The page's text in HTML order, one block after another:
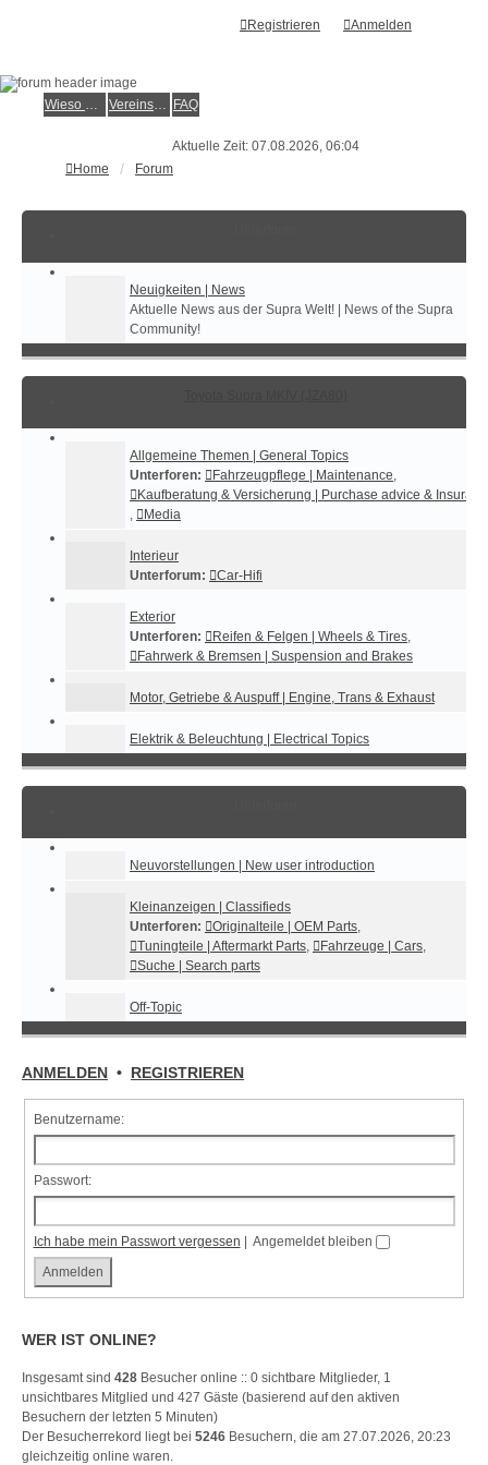
Anmelden
Registrieren
Wieso der e.V.? Vereinsmitglied werden FAQ
Aktuelle Zeit: 07.08.2026, 06:04
Home
Forum
Neuigkeiten | News
Aktuelle News aus der Supra Welt! | News of the Supra
Community!
Allgemeine Themen | General Topics
Unterforen:
Fahrzeugpflege | Maintenance,
Kaufberatung & Versicherung | Purchase advice &
,
Media
Interieur
Unterforum:
Car-Hifi
Exterior
Unterforen:
Reifen & Felgen | Wheels & Tires,
Fahrwerk & Bremsen | Suspension and Brakes
Motor, Getriebe & Auspuff | Engine, Trans & Exhaust
Elektrik & Beleuchtung | Electrical Topics
Neuvorstellungen | New user introduction
Kleinanzeigen | Classifieds
Unterforen:
Originalteile | OEM Parts,
Tuningteile | Aftermarkt Parts, Fahrzeuge | Cars,
Suche | Search parts
Off-Topic
ANMELDEN • REGISTRIEREN
Benutzername:
Passwort:
Ich habe mein Passwort vergessen Angemeldet bleiben
WER IST ONLINE?
Insgesamt sind 428 Besucher online :: 0 sichtbare Mitglieder, 1
unsichtbares Mitglied und 427 Gäste (basierend auf den aktiven
Besuchern der letzten 5 Minuten)
Der Besucherrekord liegt bei 5246 Besuchern, die am 27.07.2026, 20:23
gleichzeitig online waren.